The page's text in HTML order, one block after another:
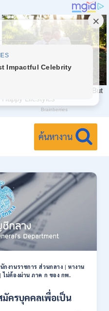
ค้นหางาน
กงานราชการ ส่วนกลาง |หางาน
|ไม่ต้องผ่าน ภาค ก ของ กพ.
ครบุคคลเพื่อเป็น